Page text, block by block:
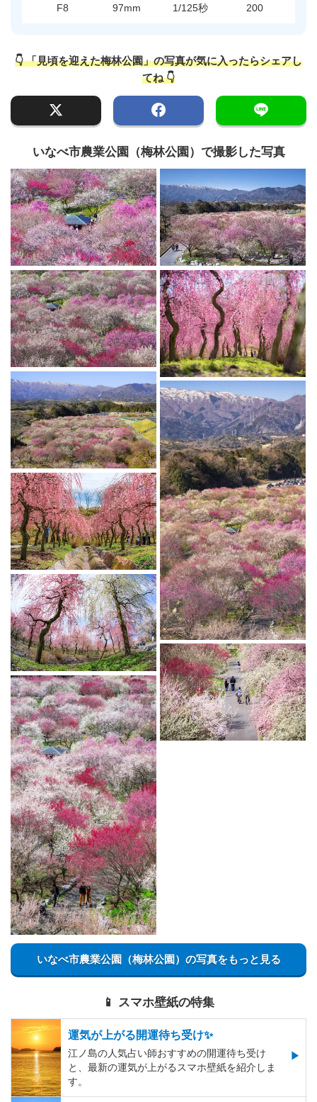
F8 97mm 1/125秒 200
👇 「見頃を迎えた梅林公園」の写真が気に入ったらシェアし
てね 👇
いなべ市農業公園（梅林公園）で撮影した写真
いなべ市農業公園（梅林公園）の写真をもっと見る
📱 スマホ壁紙の特集
運気が上がる開運待ち受け✨
江ノ島の人気占い師おすすめの開運待ち受け
と、最新の運気が上がるスマホ壁紙を紹介しま
す。